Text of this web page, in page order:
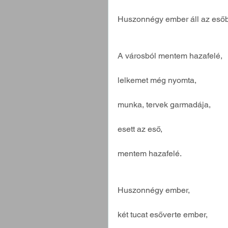
Huszonnégy ember áll az
A városból mentem hazafelé,
lelkemet még nyomta,
munka, tervek garmadája,
esett az eső,
mentem hazafelé.
Huszonnégy ember,
két tucat esőverte ember,